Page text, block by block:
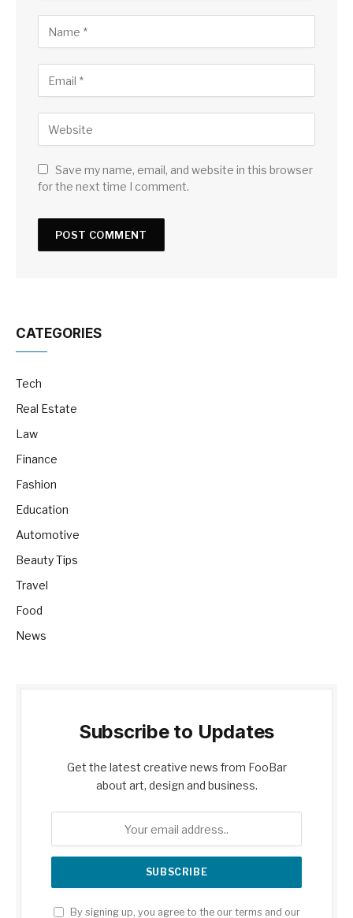
Save my name, email, and website in this browser
for the next time I comment.
CATEGORIES
Tech
Real Estate
Law
Finance
Fashion
Education
Automotive
Beauty Tips
Travel
Food
News
Subscribe to Updates
Get the latest creative news from FooBar
about art, design and business.
By signing up, you agree to the our terms and our